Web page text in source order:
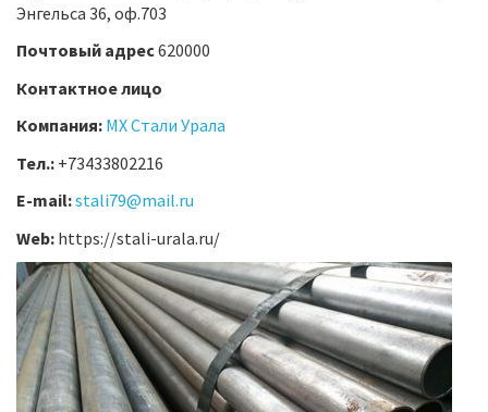
Энгельса 36, оф.703
Почтовый адрес620000
Контактное лицо
Компания: МХ Стали Урала
Тел.: +73433802216
E-mail:stali79@mail.ru
Web: https://stali-urala.ru/